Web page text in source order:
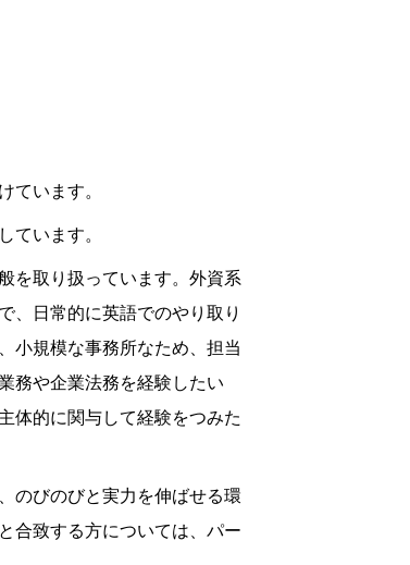
ています。
ています。
を取り扱っています。外資系
、日常的に英語でのやり取り
小規模な事務所なため、担当
務や企業法務を経験したい
体的に関与して経験をつみた
のびのびと実力を伸ばせる環
合致する方については、パー